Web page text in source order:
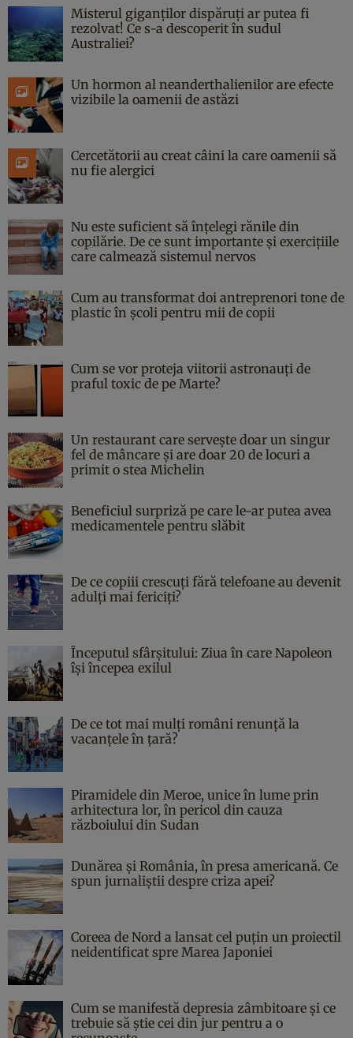
Misterul giganților dispăruți ar putea fi
rezolvat! Ce s-a descoperit în sudul
Australiei?
Un hormon al neanderthalienilor are efecte
vizibile la oamenii de astăzi
Cercetătorii au creat câini la care oamenii să
nu fie alergici
Nu este suficient să înțelegi rănile din
copilărie. De ce sunt importante și exercițiile
care calmează sistemul nervos
Cum au transformat doi antreprenori tone de
plastic în școli pentru mii de copii
Cum se vor proteja viitorii astronauți de
praful toxic de pe Marte?
Un restaurant care servește doar un singur
fel de mâncare și are doar 20 de locuri a
primit o stea Michelin
Beneficiul surpriză pe care le-ar putea avea
medicamentele pentru slăbit
De ce copiii crescuți fără telefoane au devenit
adulți mai fericiți?
Începutul sfârşitului: Ziua în care Napoleon
îşi începea exilul
De ce tot mai mulți români renunță la
vacanțele în țară?
Piramidele din Meroe, unice în lume prin
arhitectura lor, în pericol din cauza
războiului din Sudan
Dunărea și România, în presa americană. Ce
spun jurnaliștii despre criza apei?
Coreea de Nord a lansat cel puțin un proiectil
neidentificat spre Marea Japoniei
Cum se manifestă depresia zâmbitoare și ce
trebuie să știe cei din jur pentru a o